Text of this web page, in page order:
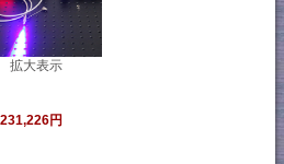
拡大表示
231,226円